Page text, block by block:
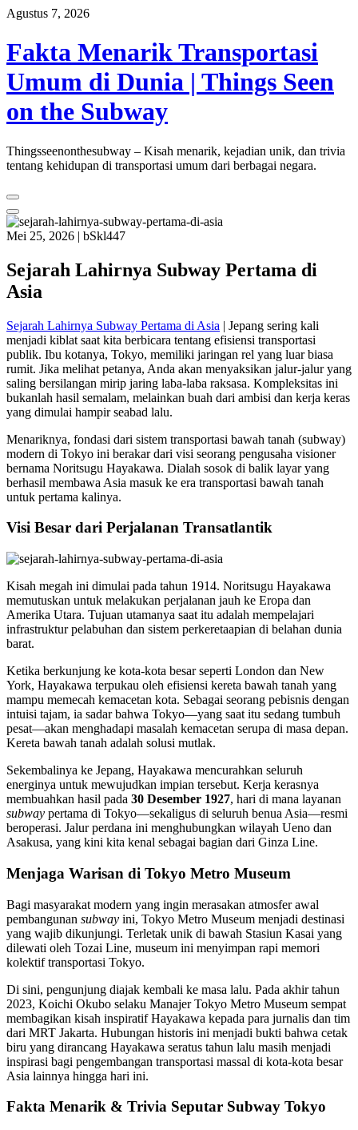
Skip
content
Agustus 7, 2026
Fakta Menarik Transportasi
Umum di Dunia | Things Seen
on the Subway
Thingsseenonthesubway – Kisah menarik, kejadian unik, dan trivia
tentang kehidupan di transportasi umum dari berbagai negara.
Mei 25, 2026 | bSkl447
Sejarah Lahirnya Subway Pertama di
Asia
Sejarah Lahirnya Subway Pertama di Asia | Jepang sering kali
menjadi kiblat saat kita berbicara tentang efisiensi transportasi
publik. Ibu kotanya, Tokyo, memiliki jaringan rel yang luar biasa
rumit. Jika melihat petanya, Anda akan menyaksikan jalur-jalur yang
saling bersilangan mirip jaring laba-laba raksasa. Kompleksitas ini
bukanlah hasil semalam, melainkan buah dari ambisi dan kerja keras
yang dimulai hampir seabad lalu.
Menariknya, fondasi dari sistem transportasi bawah tanah (subway)
modern di Tokyo ini berakar dari visi seorang pengusaha visioner
bernama Noritsugu Hayakawa. Dialah sosok di balik layar yang
berhasil membawa Asia masuk ke era transportasi bawah tanah
untuk pertama kalinya.
Visi Besar dari Perjalanan Transatlantik
Kisah megah ini dimulai pada tahun 1914. Noritsugu Hayakawa
memutuskan untuk melakukan perjalanan jauh ke Eropa dan
Amerika Utara. Tujuan utamanya saat itu adalah mempelajari
infrastruktur pelabuhan dan sistem perkeretaapian di belahan dunia
barat.
Ketika berkunjung ke kota-kota besar seperti London dan New
York, Hayakawa terpukau oleh efisiensi kereta bawah tanah yang
mampu memecah kemacetan kota. Sebagai seorang pebisnis dengan
intuisi tajam, ia sadar bahwa Tokyo—yang saat itu sedang tumbuh
pesat—akan menghadapi masalah kemacetan serupa di masa depan.
Kereta bawah tanah adalah solusi mutlak.
Sekembalinya ke Jepang, Hayakawa mencurahkan seluruh
energinya untuk mewujudkan impian tersebut. Kerja kerasnya
membuahkan hasil pada 30 Desember 1927, hari di mana layanan
subway pertama di Tokyo—sekaligus di seluruh benua Asia—resmi
beroperasi. Jalur perdana ini menghubungkan wilayah Ueno dan
Asakusa, yang kini kita kenal sebagai bagian dari Ginza Line.
Menjaga Warisan di Tokyo Metro Museum
Bagi masyarakat modern yang ingin merasakan atmosfer awal
pembangunan subway ini, Tokyo Metro Museum menjadi destinasi
yang wajib dikunjungi. Terletak unik di bawah Stasiun Kasai yang
dilewati oleh Tozai Line, museum ini menyimpan rapi memori
kolektif transportasi Tokyo.
Di sini, pengunjung diajak kembali ke masa lalu. Pada akhir tahun
2023, Koichi Okubo selaku Manajer Tokyo Metro Museum sempat
membagikan kisah inspiratif Hayakawa kepada para jurnalis dan tim
dari MRT Jakarta. Hubungan historis ini menjadi bukti bahwa cetak
biru yang dirancang Hayakawa seratus tahun lalu masih menjadi
inspirasi bagi pengembangan transportasi massal di kota-kota besar
Asia lainnya hingga hari ini.
Fakta Menarik & Trivia Seputar Subway Tokyo